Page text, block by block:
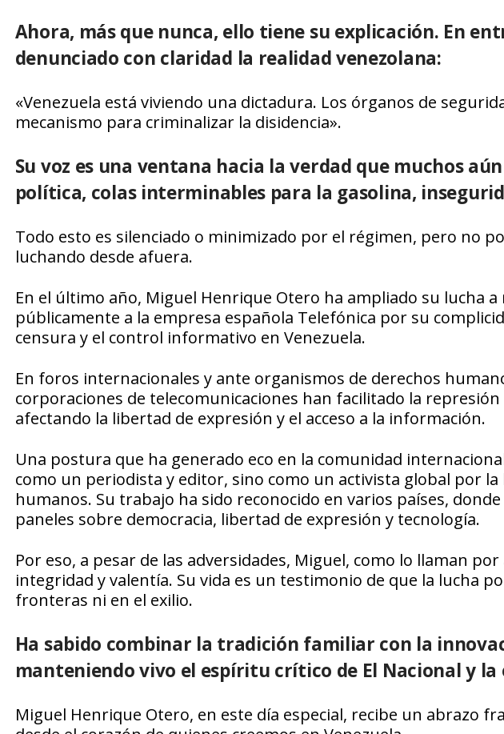
Ahora, más que nunca, ello tiene su explicación. En
denunciado con claridad la realidad venezolana:
«Venezuela está viviendo una dictadura. Los órganos de
mecanismo para criminalizar la disidencia».
Su voz es una ventana hacia la verdad que muchos
política, colas interminables para la gasolina,
Todo esto es silenciado o minimizado por el régimen, pero no
luchando desde afuera.
En el último año, Miguel Henrique Otero ha ampliado su lucha
públicamente a la empresa española Telefónica por su
censura y el control informativo en Venezuela.
En foros internacionales y ante organismos de derechos
corporaciones de telecomunicaciones han facilitado la
afectando la libertad de expresión y el acceso a la información.
Una postura que ha generado eco en la comunidad
como un periodista y editor, sino como un activista global por
humanos. Su trabajo ha sido reconocido en varios países,
paneles sobre democracia, libertad de expresión y tecnología.
Por eso, a pesar de las adversidades, Miguel, como lo llaman
integridad y valentía. Su vida es un testimonio de que la lucha
fronteras ni en el exilio.
Ha sabido combinar la tradición familiar con la
manteniendo vivo el espíritu crítico de El Nacional y la
Miguel Henrique Otero, en este día especial, recibe un abrazo